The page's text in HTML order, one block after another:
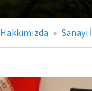
Hakkımızda »